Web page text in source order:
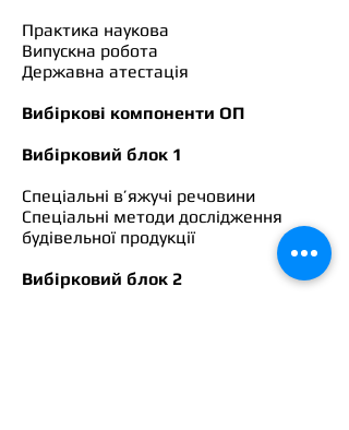
Практика наукова
Випускна робота
Державна атестація
Вибіркові компоненти ОП
Вибірковий блок 1
Спеціальні в’яжучі речовини
Спеціальні методи дослідження
будівельної продукції
Вибірковий блок 2